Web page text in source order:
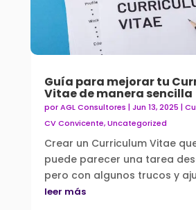
Guía para mejorar tu
Vitae de manera sencilla
porAGL Consultores | Jun 13, 2025 |
CV Convicente,Uncategorized
Crear un Curriculum Vitae
puede parecer una tarea
pero con algunos trucos y
leer más